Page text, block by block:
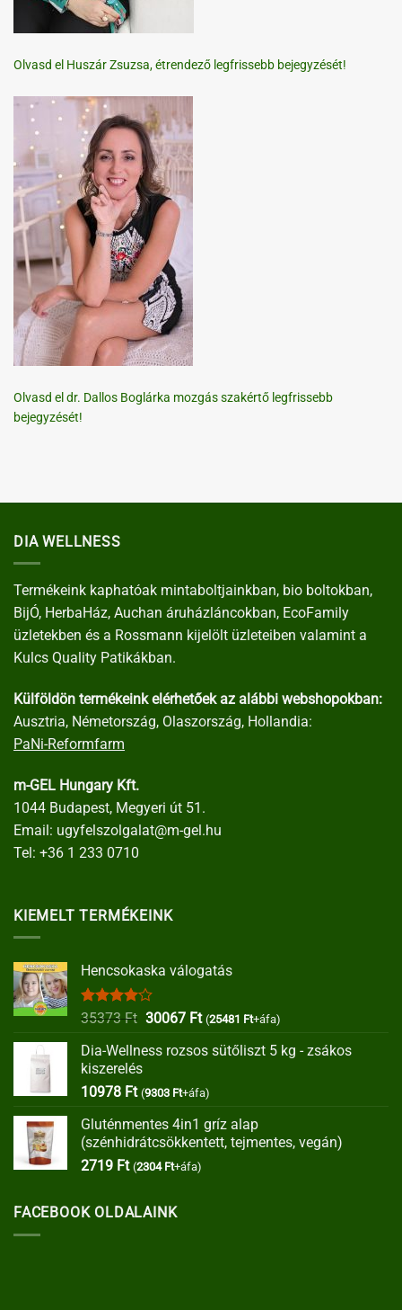
Olvasd el Huszár Zsuzsa, étrendező legfrissebb bejegyzését!
Olvasd el dr. Dallos Boglárka mozgás szakértő legfrissebb
bejegyzését!
DIA WELLNESS
Termékeink kaphatóak mintaboltjainkban, bio boltokban,
BijÓ, HerbaHáz, Auchan áruházláncokban, EcoFamily
üzletekben és a Rossmann kijelölt üzleteiben valamint a
Kulcs Quality Patikákban.
Külföldön termékeink elérhetőek az alábbi webshopokban:
Ausztria, Németország, Olaszország, Hollandia:
PaNi-Reformfarm
m-GEL Hungary Kft.
1044 Budapest, Megyeri út 51.
Email: ugyfelszolgalat@m-gel.hu
Tel: +36 1 233 0710
KIEMELT TERMÉKEINK
Hencsokaska válogatás
Értékelés:
35373Ft Original
was:
30067 FtCurrent
is:
(25481 Ft+áfa)
Dia-Wellness rozsos sütőliszt 5 kg - zsákos
kiszerelés
10978 Ft (9303 Ft+áfa)
Gluténmentes 4in1 gríz alap
(szénhidrátcsökkentett, tejmentes, vegán)
2719 Ft (2304 Ft+áfa)
FACEBOOK OLDALAINK